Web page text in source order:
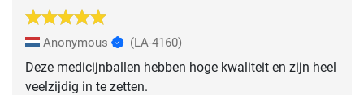
Anonymous (LA-4160)
Deze medicijnballen hebben hoge kwaliteit en zijn heel
veelzijdig in te zetten.